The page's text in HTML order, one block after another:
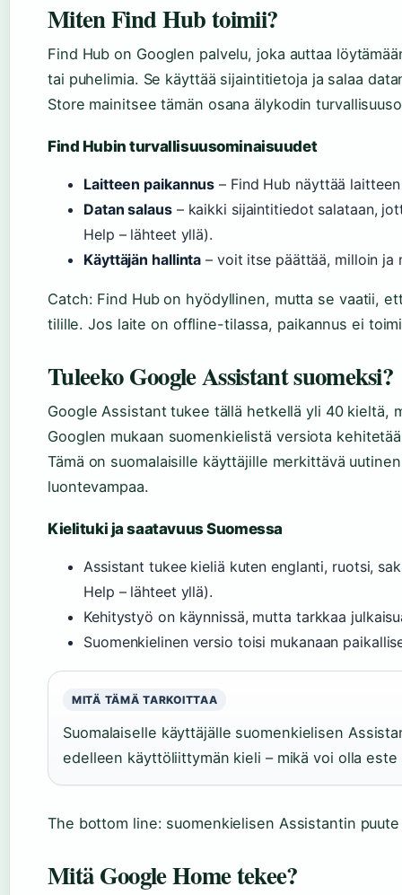
Miten Find Hub toimii?
Find Hub on Googlen palvelu, joka auttaa
tai puhelimia. Se käyttää sijaintitietoja ja salaa
Store mainitsee tämän osana älykodin
Find Hubin turvallisuusominaisuudet
Laitteen paikannus – Find Hub näyttää
Datan salaus– kaikki sijaintitiedot salataan,
Help – lähteet yllä).
Käyttäjän hallinta – voit itse päättää, milloin ja
Catch: Find Hub on hyödyllinen, mutta se vaatii,
tilille. Jos laite on offline-tilassa, paikannus ei
Tuleeko Google Assistant suomeksi?
Google Assistant tukee tällä hetkellä yli 40 kieltä,
Googlen mukaan suomenkielistä versiota
Tämä on suomalaisille käyttäjille merkittävä
luontevampaa.
Kielituki ja saatavuus Suomessa
Assistant tukee kieliä kuten englanti, ruotsi,
Help – lähteet yllä).
Kehitystyö on käynnissä, mutta tarkkaa
Suomenkielinen versio toisi mukanaan
MITÄ TÄMÄ TARKOITTAA
Suomalaiselle käyttäjälle suomenkielisen
edelleen käyttöliittymän kieli – mikä voi olla
The bottom line: suomenkielisen Assistantin
Mitä Google Home tekee?